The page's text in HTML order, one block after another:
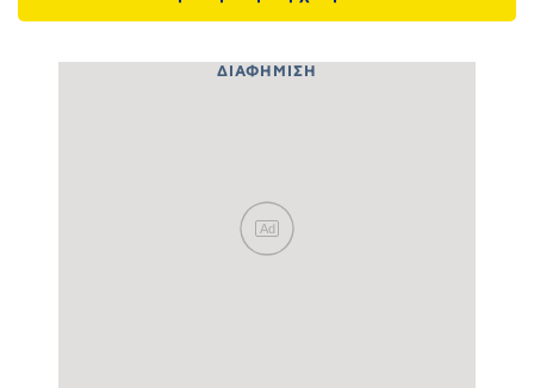
ΔΙΑΦΉΜΙΣΗ
Ad